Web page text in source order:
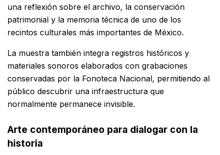
una reflexión sobre el archivo, la conservación
patrimonial y la memoria técnica de uno de los
recintos culturales más importantes de México.
La muestra también integra registros históricos y
materiales sonoros elaborados con grabaciones
conservadas por la Fonoteca Nacional, permitiendo al
público descubrir una infraestructura que
normalmente permanece invisible.
Arte contemporáneo para dialogar con la
historia